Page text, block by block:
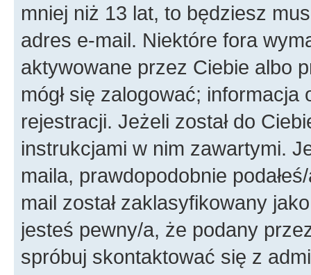
mniej niż 13 lat, to będziesz
adres e-mail. Niektóre fora
aktywowane przez Ciebie albo
mógł się zalogować;
rejestracji. Jeżeli został do
instrukcjami w nim zawartymi.
maila, prawdopodobnie
mail został zaklasyfikowany
jesteś pewny/a, że podany
spróbuj skontaktować się z